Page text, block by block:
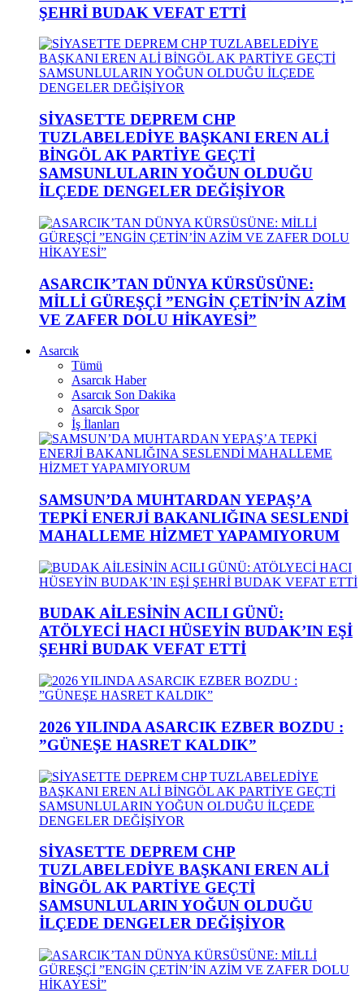
ŞEHRİ BUDAK VEFAT ETTİ
SİYASETTE DEPREM CHP
TUZLABELEDİYE BAŞKANI EREN ALİ
BİNGÖL AK PARTİYE GEÇTİ
SAMSUNLULARIN YOĞUN OLDUĞU
İLÇEDE DENGELER DEĞİŞİYOR
ASARCIK’TAN DÜNYA KÜRSÜSÜNE:
MİLLİ GÜREŞÇİ ”ENGİN ÇETİN’İN AZİM
VE ZAFER DOLU HİKAYESİ”
Asarcık
Tümü
Asarcık Haber
Asarcık Son Dakika
Asarcık Spor
İş İlanları
SAMSUN’DA MUHTARDAN YEPAŞ’A
TEPKİ ENERJİ BAKANLIĞINA SESLENDİ
MAHALLEME HİZMET YAPAMIYORUM
BUDAK AİLESİNİN ACILI GÜNÜ:
ATÖLYECİ HACI HÜSEYİN BUDAK’IN EŞİ
ŞEHRİ BUDAK VEFAT ETTİ
2026 YILINDA ASARCIK EZBER BOZDU :
”GÜNEŞE HASRET KALDIK”
SİYASETTE DEPREM CHP
TUZLABELEDİYE BAŞKANI EREN ALİ
BİNGÖL AK PARTİYE GEÇTİ
SAMSUNLULARIN YOĞUN OLDUĞU
İLÇEDE DENGELER DEĞİŞİYOR